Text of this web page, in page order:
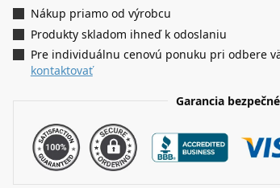
Nákup priamo od výrobcu
Produkty skladom ihneď k odoslaniu
Pre individuálnu cenovú ponuku pri odbere
kontaktovať
Garancia